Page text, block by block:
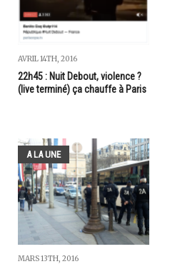
AVRIL 14TH, 2016
22h45 : Nuit Debout, violence ?
(live terminé) ça chauffe à Paris
A LA UNE
MARS 13TH, 2016